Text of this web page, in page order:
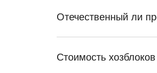
Отечественный ли
Стоимость